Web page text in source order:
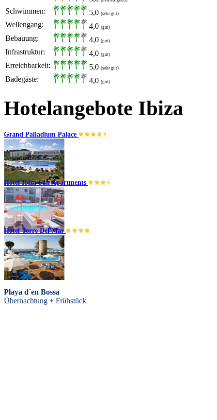
Schwimmen: 5,0 (sehr gut)
Wellengang: 4,0 (gut)
Bebauung: 4,0 (gut)
Infrastruktur: 4,0 (gut)
Erreichbarkeit: 5,0 (sehr gut)
Badegäste: 4,0 (gut)
Hotelangebote Ibiza
Grand Palladium Palace
Playa d´en Bossa
All Inklusive
Hotel Ibiza Sun Apartments
Playa d´en Bossa
Übernachtung
Hotel Torre Del Mar
Playa d´en Bossa
Übernachtung + Frühstück